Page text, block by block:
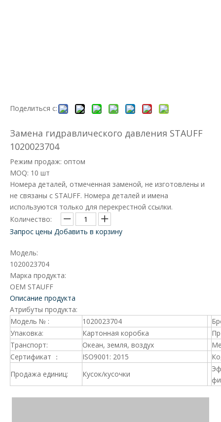
Поделиться с:
Замена гидравлического давления STAUFF
1020023704
Режим продаж: оптом
MOQ: 10 шт
Номера деталей, отмеченная заменой, не изготовлены и
не связаны с STAUFF. Номера деталей и имена
используются только для перекрестной ссылки.
Количество:
Запрос цены Добавить в корзину
Модель:
1020023704
Марка продукта:
OEM STAUFF
Описание продукта
Атрибуты продукта:
Модель № :
1020023704
Упаковка:
Картонная коробка
Транспорт:
Океан, земля, воздух
Сертификат ：
ISO9001: 2015
Продажа единиц:
Кусок/кусочки